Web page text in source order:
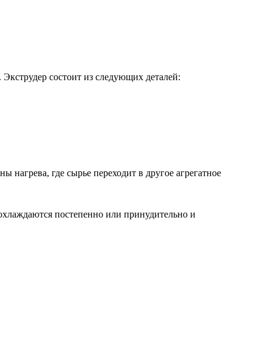
состоит из следующих деталей:
нагрева, где сырье переходит в другое агрегатное
постепенно или принудительно и